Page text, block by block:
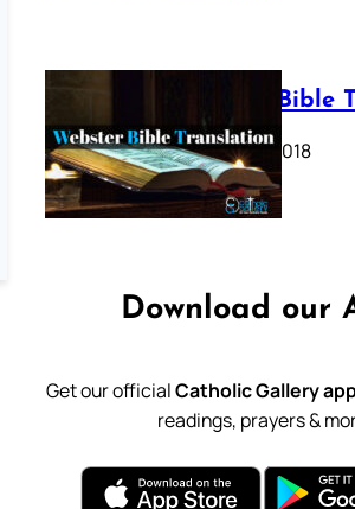
Webster Bible
October 11, 2018
Download our
Get our officialCatholic Gallery
readings, prayers &